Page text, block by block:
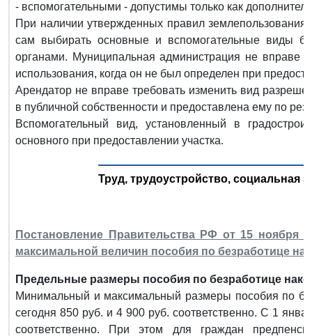
- вспомогательными - допустимы только как
При наличии утвержденных правил землепользования
сам выбирать основные и вспомогательные виды
органами. Муниципальная администрация не вправе
использования, когда он не был определен при
Арендатор не вправе требовать изменить вид
в публичной собственности и предоставлена ему по
Вспомогательный вид, установленный в
основного при предоставлении участка.
Труд, трудоустройство, социальная
Постановление Правительства РФ от 15 ноября
максимальной величин пособия по безработице на
Предельные размеры пособия по безработице
Минимальный и максимальный размеры пособия по
сегодня 850 руб. и 4 900 руб. соответственно. С 1
соответственно. При этом для граждан